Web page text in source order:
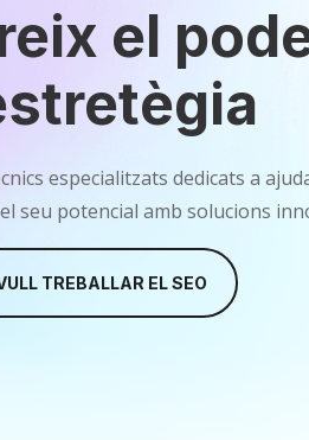
el
especialitzats dedicats a
seu potencial amb solucions
TREBALLAR EL SEO